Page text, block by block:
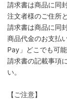
請求書は商品に同
注文者様のご住所
請求書は商品に同
商品代金のお支払
Pay」どこでも可能
請求書の記載事項
い。
【ご注意】